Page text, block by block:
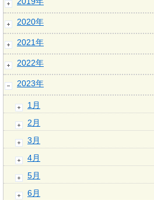
2020年
2021年
2022年
2023年
1月
2月
3月
4月
5月
6月